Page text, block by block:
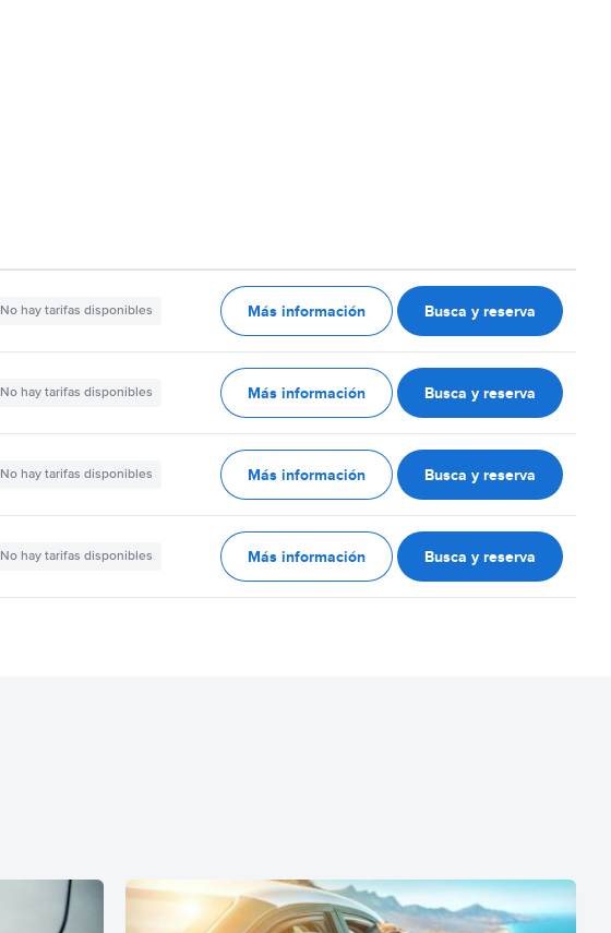
No hay tarifas disponibles Más información Busca y reserva
No hay tarifas disponibles Más información Busca y reserva
No hay tarifas disponibles Más información Busca y reserva
No hay tarifas disponibles Más información Busca y reserva